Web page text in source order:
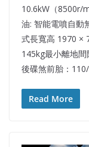
10.6kW（8500r/
油: 智能電噴自動
式長寬高 1970 ×
145kg最小離地
後碟煞前胎：
Read More